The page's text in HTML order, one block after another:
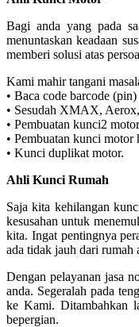
Bagi anda yang pada
menuntaskan keadaan
memberi solusi atas
Kami mahir tangani
• Baca code barcode
• Sesudah XMAX,
• Pembuatan kunci2
• Pembuatan kunci
• Kunci duplikat motor.
Ahli Kunci Rumah
Saja kita kehilangan
kesusahan untuk
kita. Ingat pentingnya
ada tidak jauh dari rumah
Dengan pelayanan jasa
anda. Segeralah pada
ke Kami. Ditambahkan
bepergian.